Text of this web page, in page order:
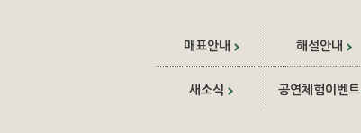
매표안내 해설안내
새소식 공연체험이벤트